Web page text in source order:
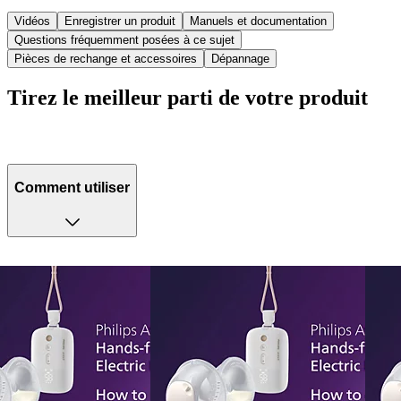
Vidéos Enregistrer un produit
Manuels et documentation
Questions fréquemment posées à ce sujet
Pièces de rechange et accessoires
Dépannage
Tirez le meilleur parti de votre produit
Comment utiliser